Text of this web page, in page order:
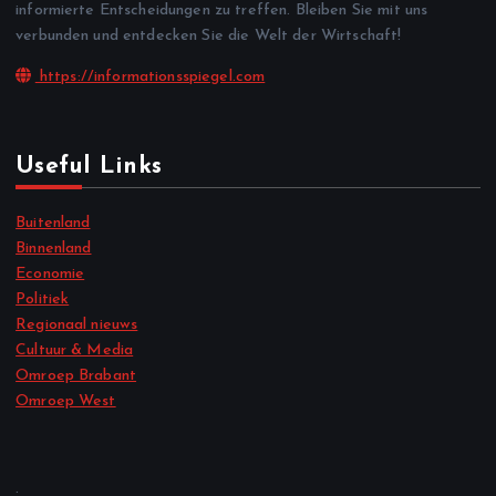
informierte Entscheidungen zu treffen. Bleiben Sie mit uns
verbunden und entdecken Sie die Welt der Wirtschaft!
https://informationsspiegel.com
Useful Links
Buitenland
Binnenland
Economie
Politiek
Regionaal nieuws
Cultuur & Media
Omroep Brabant
Omroep West
.